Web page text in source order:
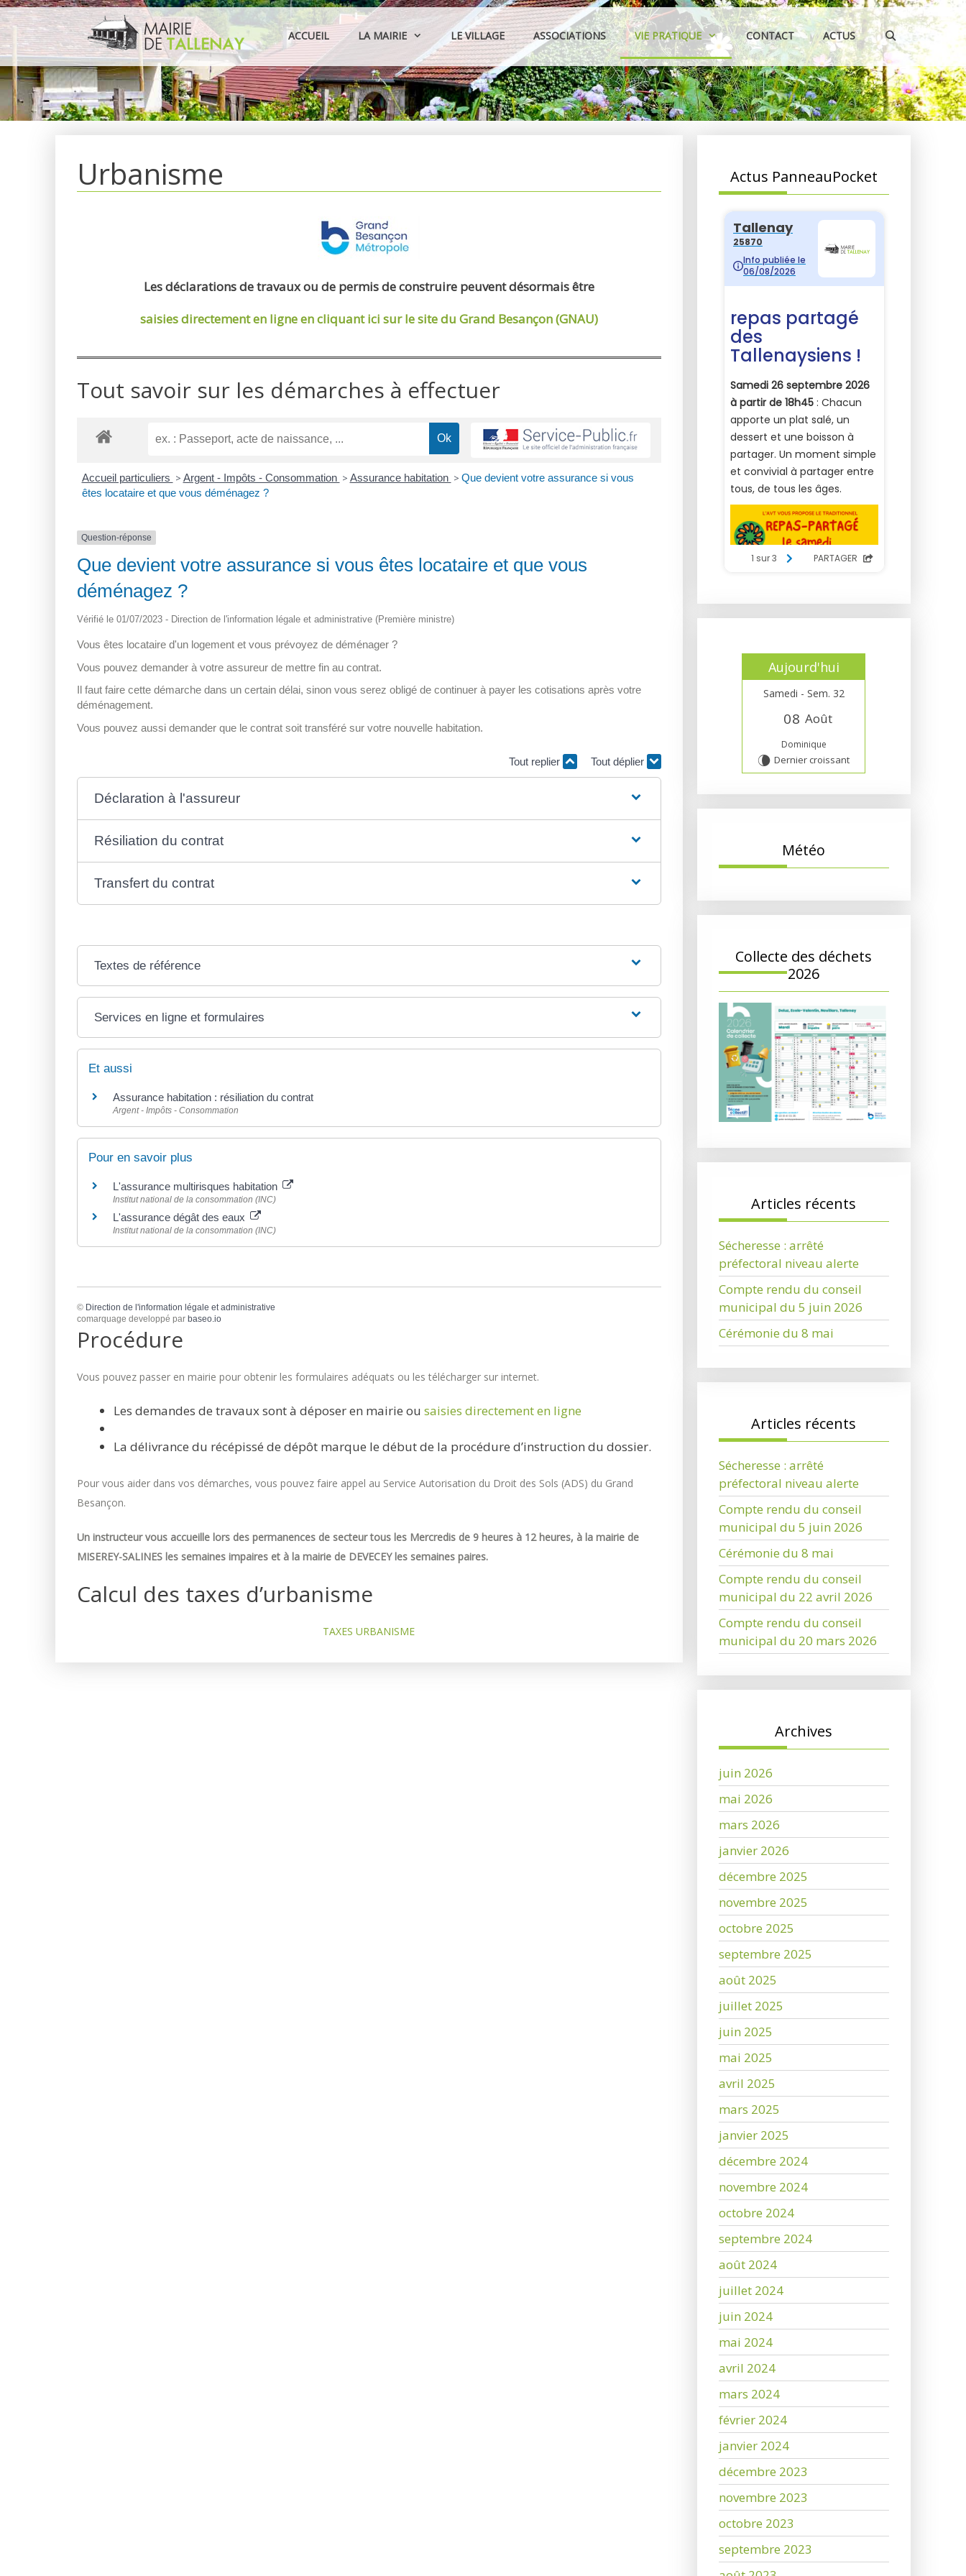
Aller
au
contenu
ACCUEIL LA MAIRIE LE VILLAGE ASSOCIATIONS VIE PRATIQUE CONTACT ACTUS
Urbanisme
Les déclarations de travaux ou de permis de construire peuvent désormais être
saisies directement en ligneen cliquant ici sur le site du Grand Besançon (GNAU)
Tout savoir sur les démarches à effectuer
Accueil particuliers > Argent - Impôts - Consommation > Assurance habitation > Que devient votre assurance si vous
êtes locataire et que vous déménagez ?
Question-réponse
Que devient votre assurance si vous êtes locataire et que vous
déménagez ?
Vérifié le 01/07/2023 - Direction de l'information légale et administrative (Première ministre)
Vous êtes locataire d'un logement et vous prévoyez de déménager ?
Vous pouvez demander à votre assureur de mettre fin au contrat.
Il faut faire cette démarche dans un certain délai, sinon vous serez obligé de continuer à payer les cotisations après votre
déménagement.
Vous pouvez aussi demander que le contrat soit transféré sur votre nouvelle habitation.
Tout replier Tout déplier
Déclaration à l'assureur
Résiliation du contrat
Transfert du contrat
Textes de référence
Services en ligne et formulaires
Et aussi
Assurance habitation : résiliation du contrat
Argent - Impôts - Consommation
Pour en savoir plus
L'assurance multirisques habitation
Institut national de la consommation (INC)
L'assurance dégât des eaux
Institut national de la consommation (INC)
© Direction de l'information légale et administrative
comarquage developpé par baseo.io
Procédure
Vous pouvez passer en mairie pour obtenir les formulaires adéquats ou les télécharger sur internet.
Les demandes de travaux sont à déposer en mairie ou saisies directement en ligne
La délivrance du récépissé de dépôt marque le début de la procédure d’instruction du dossier.
Pour vous aider dans vos démarches, vous pouvez faire appel au Service Autorisation du Droit des Sols (ADS) du Grand
Besançon.
Un instructeur vous accueille lors des permanences de secteur tous les Mercredis de 9 heures à 12 heures, à la mairie de
MISEREY-SALINES les semaines impaires et à la mairie de DEVECEY les semaines paires.
Calcul des taxes d’urbanisme
TAXES URBANISME
Actus PanneauPocket
Aujourd'hui
Samedi - Sem. 32
08 Août
Dominique
V Dernier croissant
Météo
Collecte des déchets
2026
Articles récents
Sécheresse : arrêté
préfectoral niveau alerte
Compte rendu du conseil
municipal du 5 juin 2026
Cérémonie du 8 mai
Articles récents
Sécheresse : arrêté
préfectoral niveau alerte
Compte rendu du conseil
municipal du 5 juin 2026
Cérémonie du 8 mai
Compte rendu du conseil
municipal du 22 avril 2026
Compte rendu du conseil
municipal du 20 mars 2026
Archives
juin 2026
mai 2026
mars 2026
janvier 2026
décembre 2025
novembre 2025
octobre 2025
septembre 2025
août 2025
juillet 2025
juin 2025
mai 2025
avril 2025
mars 2025
janvier 2025
décembre 2024
novembre 2024
octobre 2024
septembre 2024
août 2024
juillet 2024
juin 2024
mai 2024
avril 2024
mars 2024
février 2024
janvier 2024
décembre 2023
novembre 2023
octobre 2023
septembre 2023